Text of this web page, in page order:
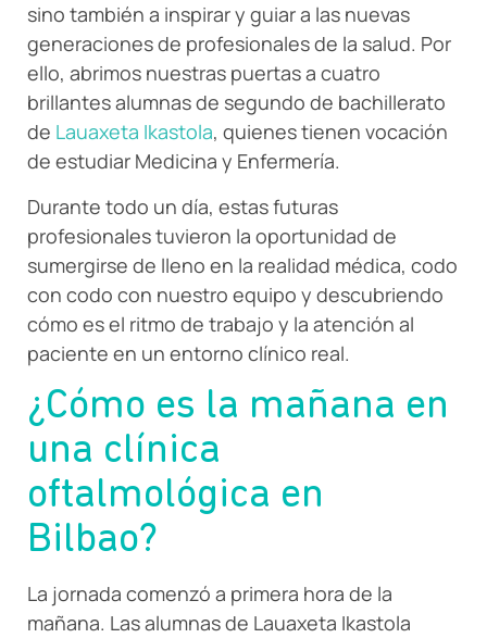
sino también a inspirar y guiar a las nuevas
generaciones de profesionales de la salud. Por
ello, abrimos nuestras puertas a cuatro
brillantes alumnas de segundo de bachillerato
de Lauaxeta Ikastola, quienes tienen vocación
de estudiar Medicina y Enfermería.
Durante todo un día, estas futuras
profesionales tuvieron la oportunidad de
sumergirse de lleno en la realidad médica, codo
con codo con nuestro equipo y descubriendo
cómo es el ritmo de trabajo y la atención al
paciente en un entorno clínico real.
¿Cómo es la mañana en
una clínica
oftalmológica en
Bilbao?
La jornada comenzó a primera hora de la
mañana. Las alumnas de Lauaxeta Ikastola